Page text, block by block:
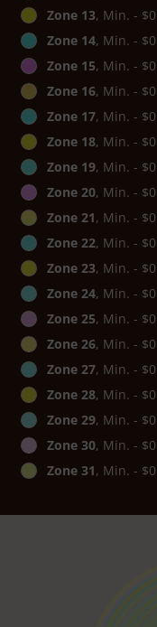
Zone 13, Min. -
Zone 14, Min. -
Zone 15, Min. -
Zone 16, Min. -
Zone 17, Min. -
Zone 18, Min. -
Zone 19, Min. -
Zone 20, Min. -
Zone 21, Min. -
Zone 22, Min. -
Zone 23, Min. -
Zone 24, Min. -
Zone 25, Min. -
Zone 26, Min. -
Zone 27, Min. -
Zone 28, Min. -
Zone 29, Min. -
Zone 30, Min. -
Zone 31, Min. -